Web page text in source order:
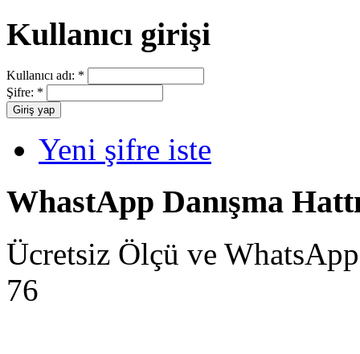
Kullanıcı girişi
Kullanıcı adı: *
Şifre: *
Yeni şifre iste
WhastApp Danışma
Ücretsiz Ölçü ve
76